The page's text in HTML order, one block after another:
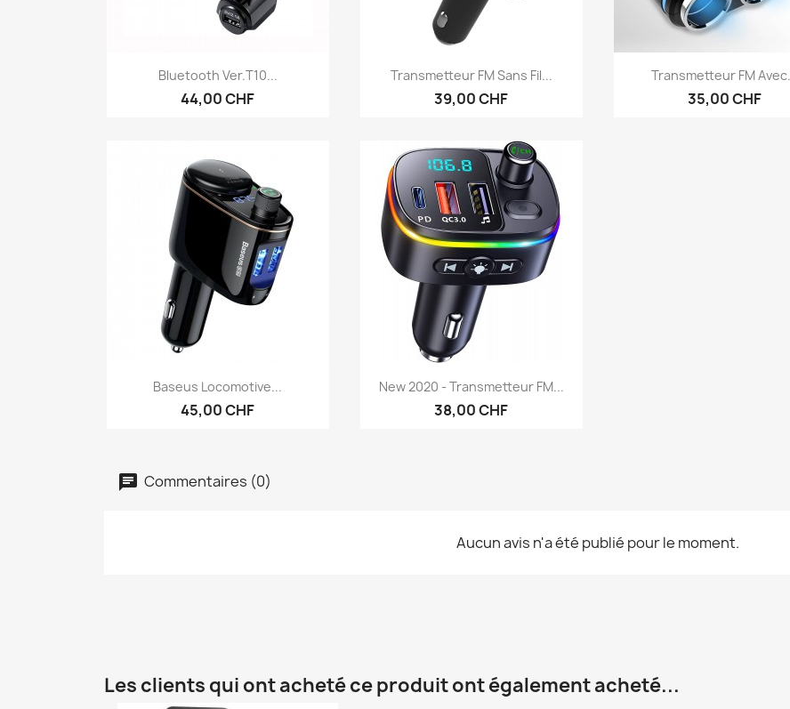
Aperçu rapide
Bluetooth Ver.T10...
44,00 CHF
Aperçu rapide
Transmetteur FM Sans Fil...
39,00 CHF
Aperçu rapide
Transmetteur FM
35,00 CHF
Aperçu rapide
Baseus Locomotive...
45,00 CHF
Aperçu rapide
New 2020 - Transmetteur FM...
38,00 CHF
Commentaires (0)
Aucun avis n'a été publié pour le moment.
Les clients qui ont acheté ce produit ont également acheté...